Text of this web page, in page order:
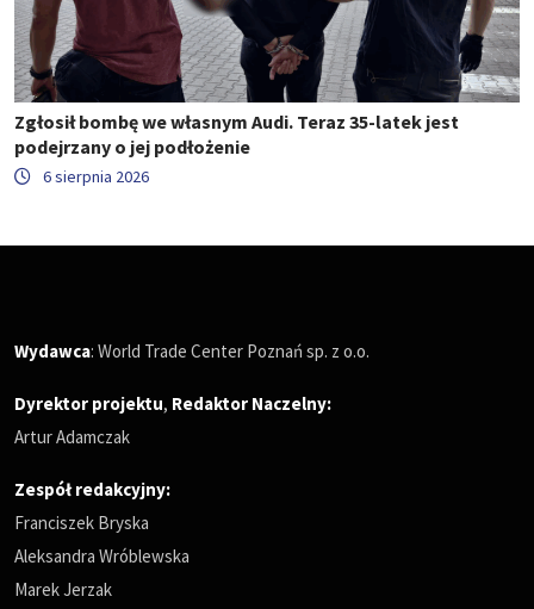
Zgłosił bombę we własnym Audi. Teraz 35-latek jest
podejrzany o jej podłożenie
6 sierpnia 2026
Wydawca: World Trade Center Poznań sp. z o.o.
Dyrektor projektu, Redaktor Naczelny:
Artur Adamczak
Zespół redakcyjny:
Franciszek Bryska
Aleksandra Wróblewska
Marek Jerzak